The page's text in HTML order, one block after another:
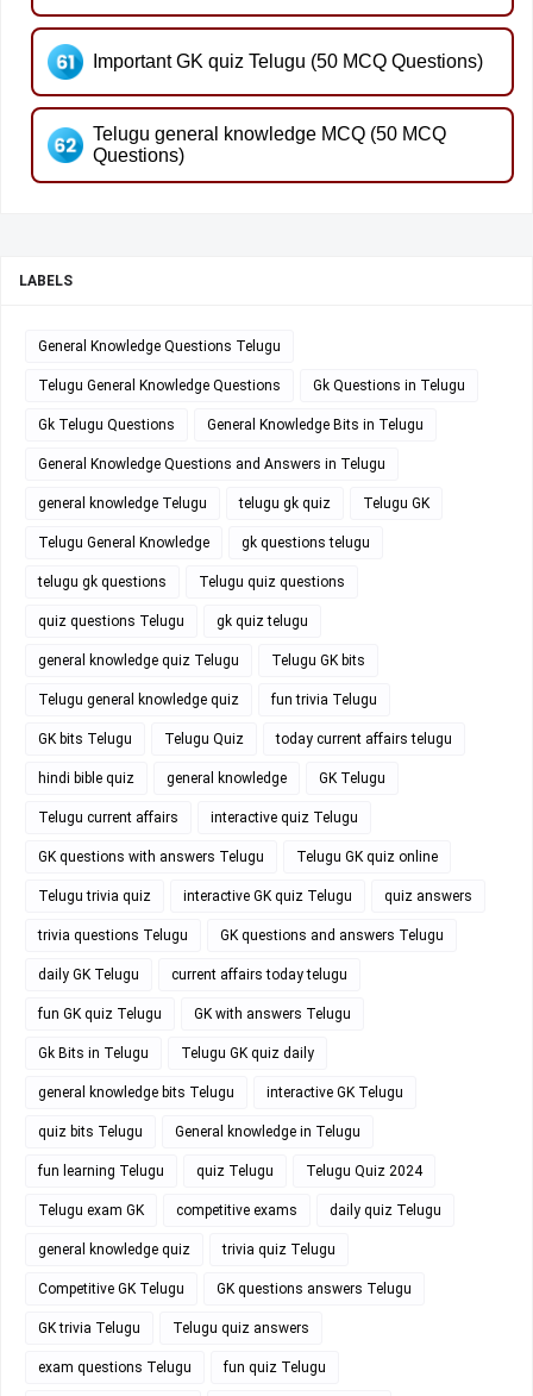
Important GK quiz Telugu (50 MCQ Questions)
Telugu general knowledge MCQ (50 MCQ
Questions)
LABELS
General Knowledge Questions Telugu
Telugu General Knowledge Questions Gk Questions in Telugu
Gk Telugu Questions General Knowledge Bits in Telugu
General Knowledge Questions and Answers in Telugu
general knowledge Telugu telugu gk quiz Telugu GK
Telugu General Knowledge gk questions telugu
telugu gk questions Telugu quiz questions
quiz questions Telugu gk quiz telugu
general knowledge quiz Telugu Telugu GK bits
Telugu general knowledge quiz fun trivia Telugu
GK bits Telugu Telugu Quiz today current affairs telugu
hindi bible quiz general knowledge GK Telugu
Telugu current affairs interactive quiz Telugu
GK questions with answers Telugu Telugu GK quiz online
Telugu trivia quiz interactive GK quiz Telugu quiz answers
trivia questions Telugu GK questions and answers Telugu
daily GK Telugu current affairs today telugu
fun GK quiz Telugu GK with answers Telugu
Gk Bits in Telugu Telugu GK quiz daily
general knowledge bits Telugu interactive GK Telugu
quiz bits Telugu General knowledge in Telugu
fun learning Telugu quiz Telugu Telugu Quiz 2024
Telugu exam GK competitive exams daily quiz Telugu
general knowledge quiz trivia quiz Telugu
Competitive GK Telugu GK questions answers Telugu
GK trivia Telugu Telugu quiz answers
exam questions Telugu fun quiz Telugu